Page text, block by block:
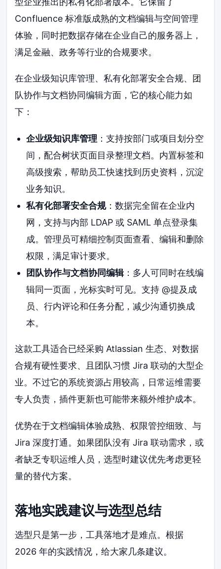
Confluence 标准版成熟的文档编辑与空间管理
体验，同时把数据存储在企业自己的服务器上，
满足金融、政务等行业的合规要求。
在企业级知识库管理、私有化部署安全合规、团
队协作与文档协同编辑方面，它的核心能力如
下：
企业级知识库管理 ：支持按部门或项目划分空
间，配合树状页面目录整理文档。内置标签和
高级搜索，帮助员工快速找到历史资料，沉淀
业务知识。
私有化部署安全合规：数据完全留在企业内
网，支持与内部 LDAP 或 SAML 单点登录集
成。管理员可精细控制页面查看、编辑和删除
权限，满足审计要求。
团队协作与文档协同编辑：多人可同时在线编
辑同一页面，光标实时可见。支持 @提及成
员、行内评论和任务分配，减少沟通切换成
本。
这款工具适合已经采购 Atlassian 生态、对数据
合规有硬性要求、且团队习惯 Jira 联动的大型企
业。不过它的系统资源占用较高，日常运维需要
专人负责，插件更新也可能带来额外维护成本。
优势在于文档编辑体验成熟、权限管控细致、与
Jira 深度打通。如果团队没有 Jira 联动需求，或
者缺乏专职运维人员，选型时建议优先考虑更轻
量的替代方案。
落地实践建议与选型总结
选型只是第一步，工具落地才是难点。根据
2026 年的实践情况，给大家几条建议。